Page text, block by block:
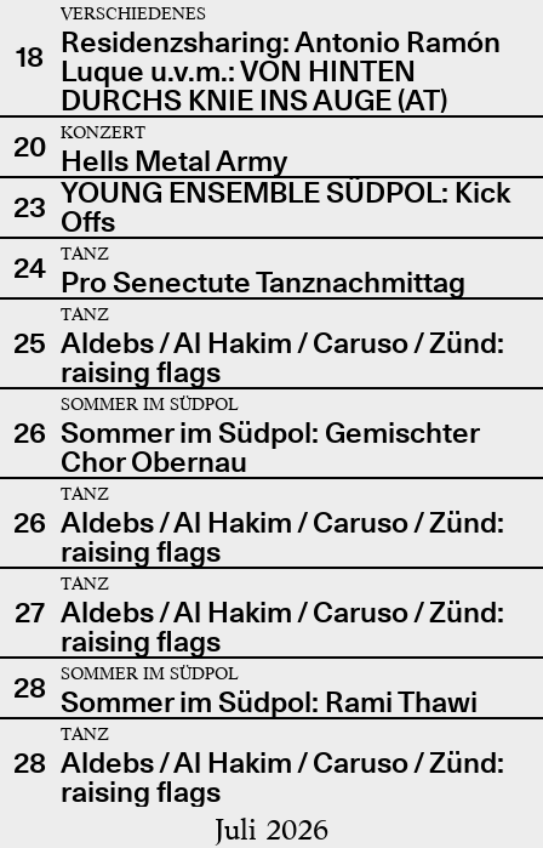
18
VERSCHIEDENES
Residenzsharing: Antonio Ramón
Luque u.v.m.: VON HINTEN
DURCHS KNIE INS AUGE (AT)
20
KONZERT
Hells Metal Army
23 YOUNG ENSEMBLE SÜDPOL: Kick
Offs
24
TANZ
Pro Senectute Tanznachmittag
25
TANZ
Aldebs / Al Hakim / Caruso / Zünd:
raising flags
26
SOMMER IM SÜDPOL
Sommer im Südpol: Gemischter
Chor Obernau
26
TANZ
Aldebs / Al Hakim / Caruso / Zünd:
raising flags
27
TANZ
Aldebs / Al Hakim / Caruso / Zünd:
raising flags
28
SOMMER IM SÜDPOL
Sommer im Südpol: Rami Thawi
28
TANZ
Aldebs / Al Hakim / Caruso / Zünd:
raising flags
Juli 2026